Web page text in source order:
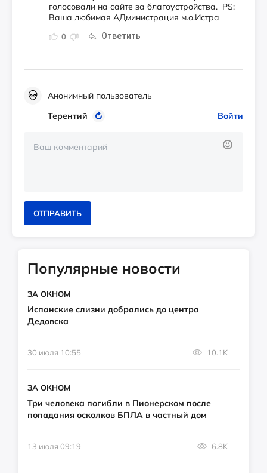
0 Ответить
голосовали на сайте за благоустройства. PS:
Ваша любимая АДминистрация м.о.Истра
Анонимный пользователь
Терентий
Войти
ОТПРАВИТЬ
Популярные новости
ЗА ОКНОМ
Испанские слизни добрались до центра
Дедовска
30 июля 10:55 10.1K
ЗА ОКНОМ
Три человека погибли в Пионерском после
попадания осколков БПЛА в частный дом
13 июля 09:19 6.8K